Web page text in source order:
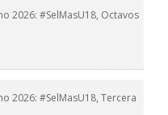
2026: #SelMasU18, Octavos
2026: #SelMasU18, Tercera